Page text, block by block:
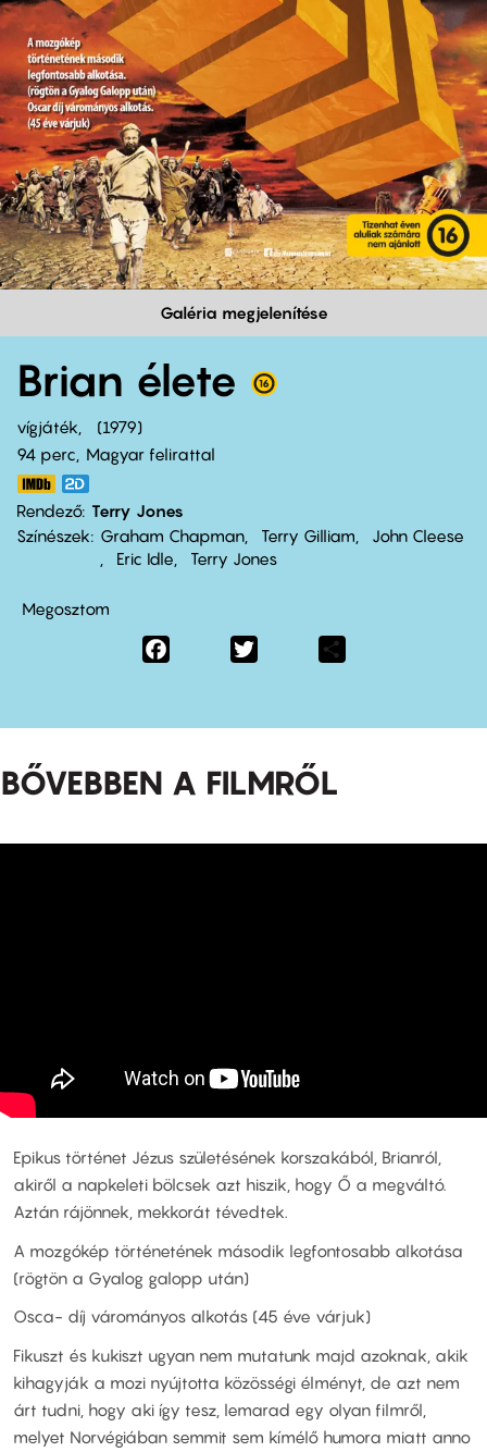
Galéria megjelenítése
Brian élete
vígjáték
1979
94 perc,
Magyar felirattal
Rendező Terry Jones
Színészek
Graham Chapman Terry Gilliam
John Cleese
Eric Idle
Terry Jones
Megosztom
Facebook
BŐVEBBEN A FILMRŐL
Epikus történet Jézus születésének korszakából, Brianról,
akiről a napkeleti bölcsek azt hiszik, hogy Ő a megváltó.
Aztán rájönnek, mekkorát tévedtek.
A mozgókép történetének második legfontosabb alkotása
(rögtön a Gyalog galopp után)
Osca- díj várományos alkotás (45 éve várjuk)
Fikuszt és kukiszt ugyan nem mutatunk majd azoknak, akik
kihagyják a mozi nyújtotta közösségi élményt, de azt nem
árt tudni, hogy aki így tesz, lemarad egy olyan filmről,
melyet Norvégiában semmit sem kímélő humora miatt anno